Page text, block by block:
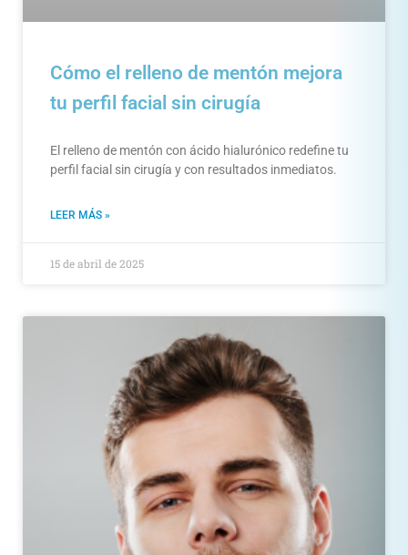
Cómo el relleno de mentón mejora
tu perfil facial sin cirugía
El relleno de mentón con ácido hialurónico redefine tu
perfil facial sin cirugía y con resultados inmediatos.
LEER MÁS »
15 de abril de 2025